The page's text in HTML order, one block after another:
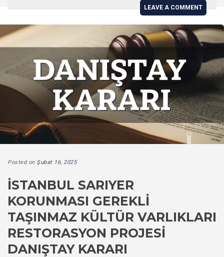
LEAVE A COMMENT
Posted on Şubat 16, 2025
İSTANBUL SARIYER
KORUNMASI GEREKLI
TAŞINMAZ KÜLTÜR VARLIKLARI
RESTORASYON PROJESI
DANIŞTAY KARARI